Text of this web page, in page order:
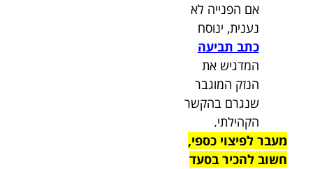
אם הפנייה לא
נענית, ינוסח
כתב תביעה
המדגיש את
הנזק המוגבר
שנגרם בהקשר
הקהילתי.
מעבר לפיצוי כספי,
חשוב להכיר בסעד